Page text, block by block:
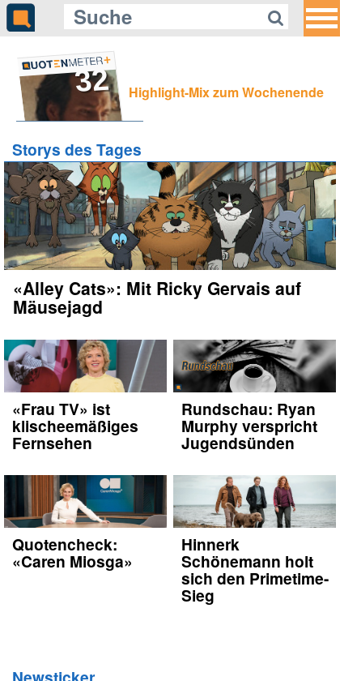
32 Highlight-Mix zum Wochenende
Storys des Tages
«Alley Cats»: Mit Ricky Gervais auf
Mäusejagd
«Frau TV» ist
klischeemäßiges
Fernsehen
Rundschau: Ryan
Murphy verspricht
Jugendsünden
Quotencheck:
«Caren Miosga»
Hinnerk
Schönemann holt
sich den Primetime-
Sieg